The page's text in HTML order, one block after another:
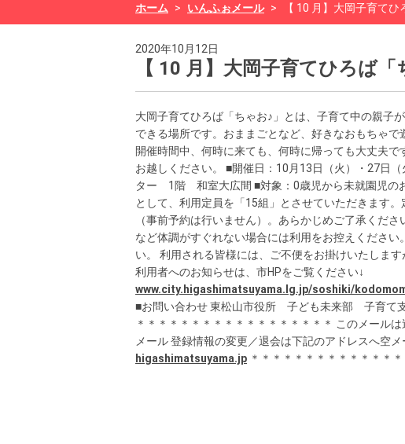
ホーム > いんふぉメール > 【 10 月】大岡子育て
2020年10月12日
【 10 月】大岡子育てひろば
大岡子育てひろば「ちゃお♪」とは、子育て中の親子
できる場所です。おままごとなど、好きなおもちゃで
開催時間中、何時に来ても、何時に帰っても大丈夫
お越しください。 ■開催日：10月13日（火）・27日
ター 1階 和室大広間 ■対象：0歳児から未就園児の
として、利用定員を「15組」とさせていただきます
（事前予約は行いません）。あらかじめご了承くだ
など体調がすぐれない場合には利用をお控えくださ
い。 利用される皆様には、ご不便をお掛けいたしま
利用者へのお知らせは、市HPをご覧ください↓
www.city.higashimatsuyama.lg.jp/soshiki/
■お問い合わせ 東松山市役所 子ども未来部 子育て
＊＊＊＊＊＊＊＊＊＊＊＊＊＊＊＊＊＊ このメール
メール 登録情報の変更／退会は下記のアドレスへ空
higashimatsuyama.jp ＊＊＊＊＊＊＊＊＊＊＊＊＊